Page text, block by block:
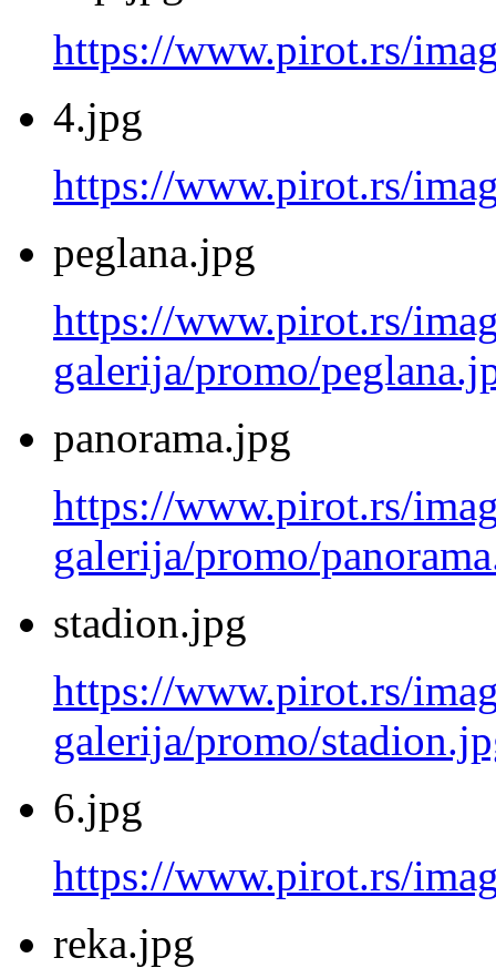
https://www.pirot.rs/
4.jpg
https://www.pirot.rs/
peglana.jpg
https://www.pirot.rs/
galerija/promo/
panorama.jpg
https://www.pirot.rs/
galerija/promo/
stadion.jpg
https://www.pirot.rs/
galerija/promo/
6.jpg
https://www.pirot.rs/
reka.jpg